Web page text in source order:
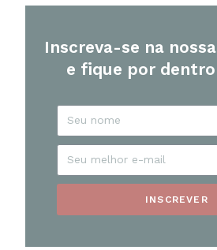
Inscreva-se na
e fique por
INSCREVER